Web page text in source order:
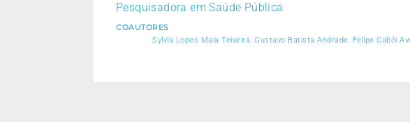
Pesquisadora em Saúde Pública
COAUTORES
Sylvia Lopes Maia Teixeira, Gustavo Batista Andrade, Felipe Cabói